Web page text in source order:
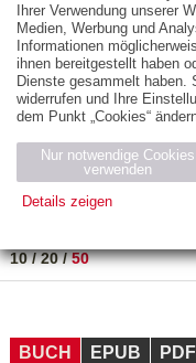
AUSGABEART
AUS DER REIHE
ZUM THEMA
Neuerscheinung
PREIS
10/20/50
BUCH EPUB PDF
Ihrer Verwendung unserer
Medien, Werbung und
Informationen
ihnen bereitgestellt haben
Dienste gesammelt haben.
widerrufen und Ihre
dem Punkt „Cookies“
Nur notwendige Cookies
verwenden
Details zeigen
Name Zweck
ESSION
_ID
verlag.
de